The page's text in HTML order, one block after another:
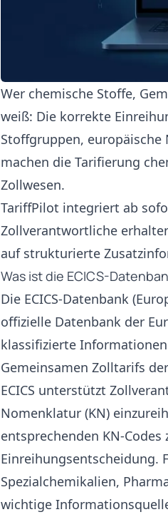
Wer chemische Stoffe,
weiß: Die korrekte
Stoffgruppen,
machen die Tarifierung
Zollwesen.
TariffPilot integriert ab
Zollverantwortliche
auf strukturierte
Was ist die ECICS-
Die ECICS-Datenbank
offizielle Datenbank der
klassifizierte
Gemeinsamen Zolltarifs
ECICS unterstützt
Nomenklatur (KN)
entsprechenden KN-
Einreihungsentscheidung.
Spezialchemikalien,
wichtige